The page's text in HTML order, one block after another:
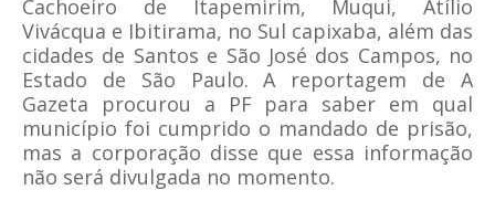
Cachoeiro de Itapemirim, Muqui, Atílio
Vivácqua e Ibitirama, no Sul capixaba, além das
cidades de Santos e São José dos Campos, no
Estado de São Paulo. A reportagem de A
Gazeta procurou a PF para saber em qual
município foi cumprido o mandado de prisão,
mas a corporação disse que essa informação
não será divulgada no momento.